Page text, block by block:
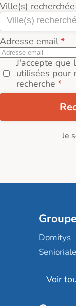
Ville(s)
Adresse email
J'accepte que
utilisées pour
recherche
Je
Domitys
Nohée
Les